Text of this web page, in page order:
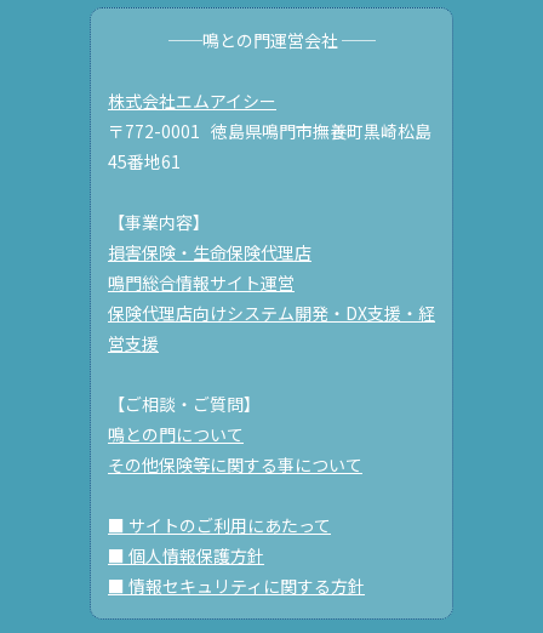
──鳴との門運営会社 ──
株式会社エムアイシー
〒772-0001 徳島県鳴門市撫養町黒崎松島
45番地61
【事業内容】
損害保険・生命保険代理店
鳴門総合情報サイト運営
保険代理店向けシステム開発・DX支援・経
営支援
【ご相談・ご質問】
鳴との門について
その他保険等に関する事について
■ サイトのご利用にあたって
■ 個人情報保護方針
■ 情報セキュリティに関する方針